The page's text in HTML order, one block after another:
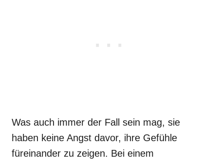
Was auch immer der Fall sein mag, sie
haben keine Angst davor, ihre Gefühle
füreinander zu zeigen. Bei einem